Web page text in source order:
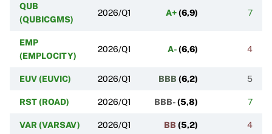
QUB
(QUBICGMS)
2026/Q1 A+(6,9) 7
EMP
(EMPLOCITY)
2026/Q1 A-(6,6) 4
EUV (EUVIC) 2026/Q1 BBB (6,2) 5
RST (ROAD) 2026/Q1 BBB-(5,8) 7
VAR (VARSAV) 2026/Q1 BB (5,2) 4